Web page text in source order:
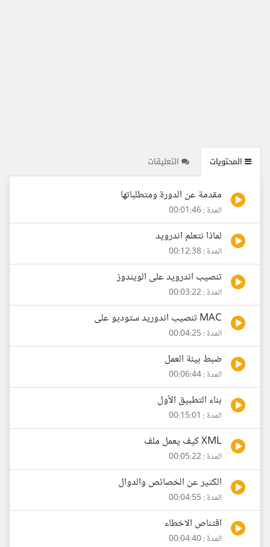
المحتويات التعليقات
مقدمة عن الدورة ومتطلباتها
المدة : 00:01:46
لماذا نتعلم اندرويد
المدة : 00:12:38
تنصيب اندرويد على الويندوز
المدة : 00:03:22
MAC تنصيب اندوريد ستوديو على
المدة : 00:04:25
ضبط بيئة العمل
المدة : 00:06:44
بناء التطبيق الأول
المدة : 00:15:01
XML كيف يعمل ملف
المدة : 00:05:22
الكثير عن الخصائص والدوال
المدة : 00:04:55
اقتناص الاخطاء
المدة : 00:04:40